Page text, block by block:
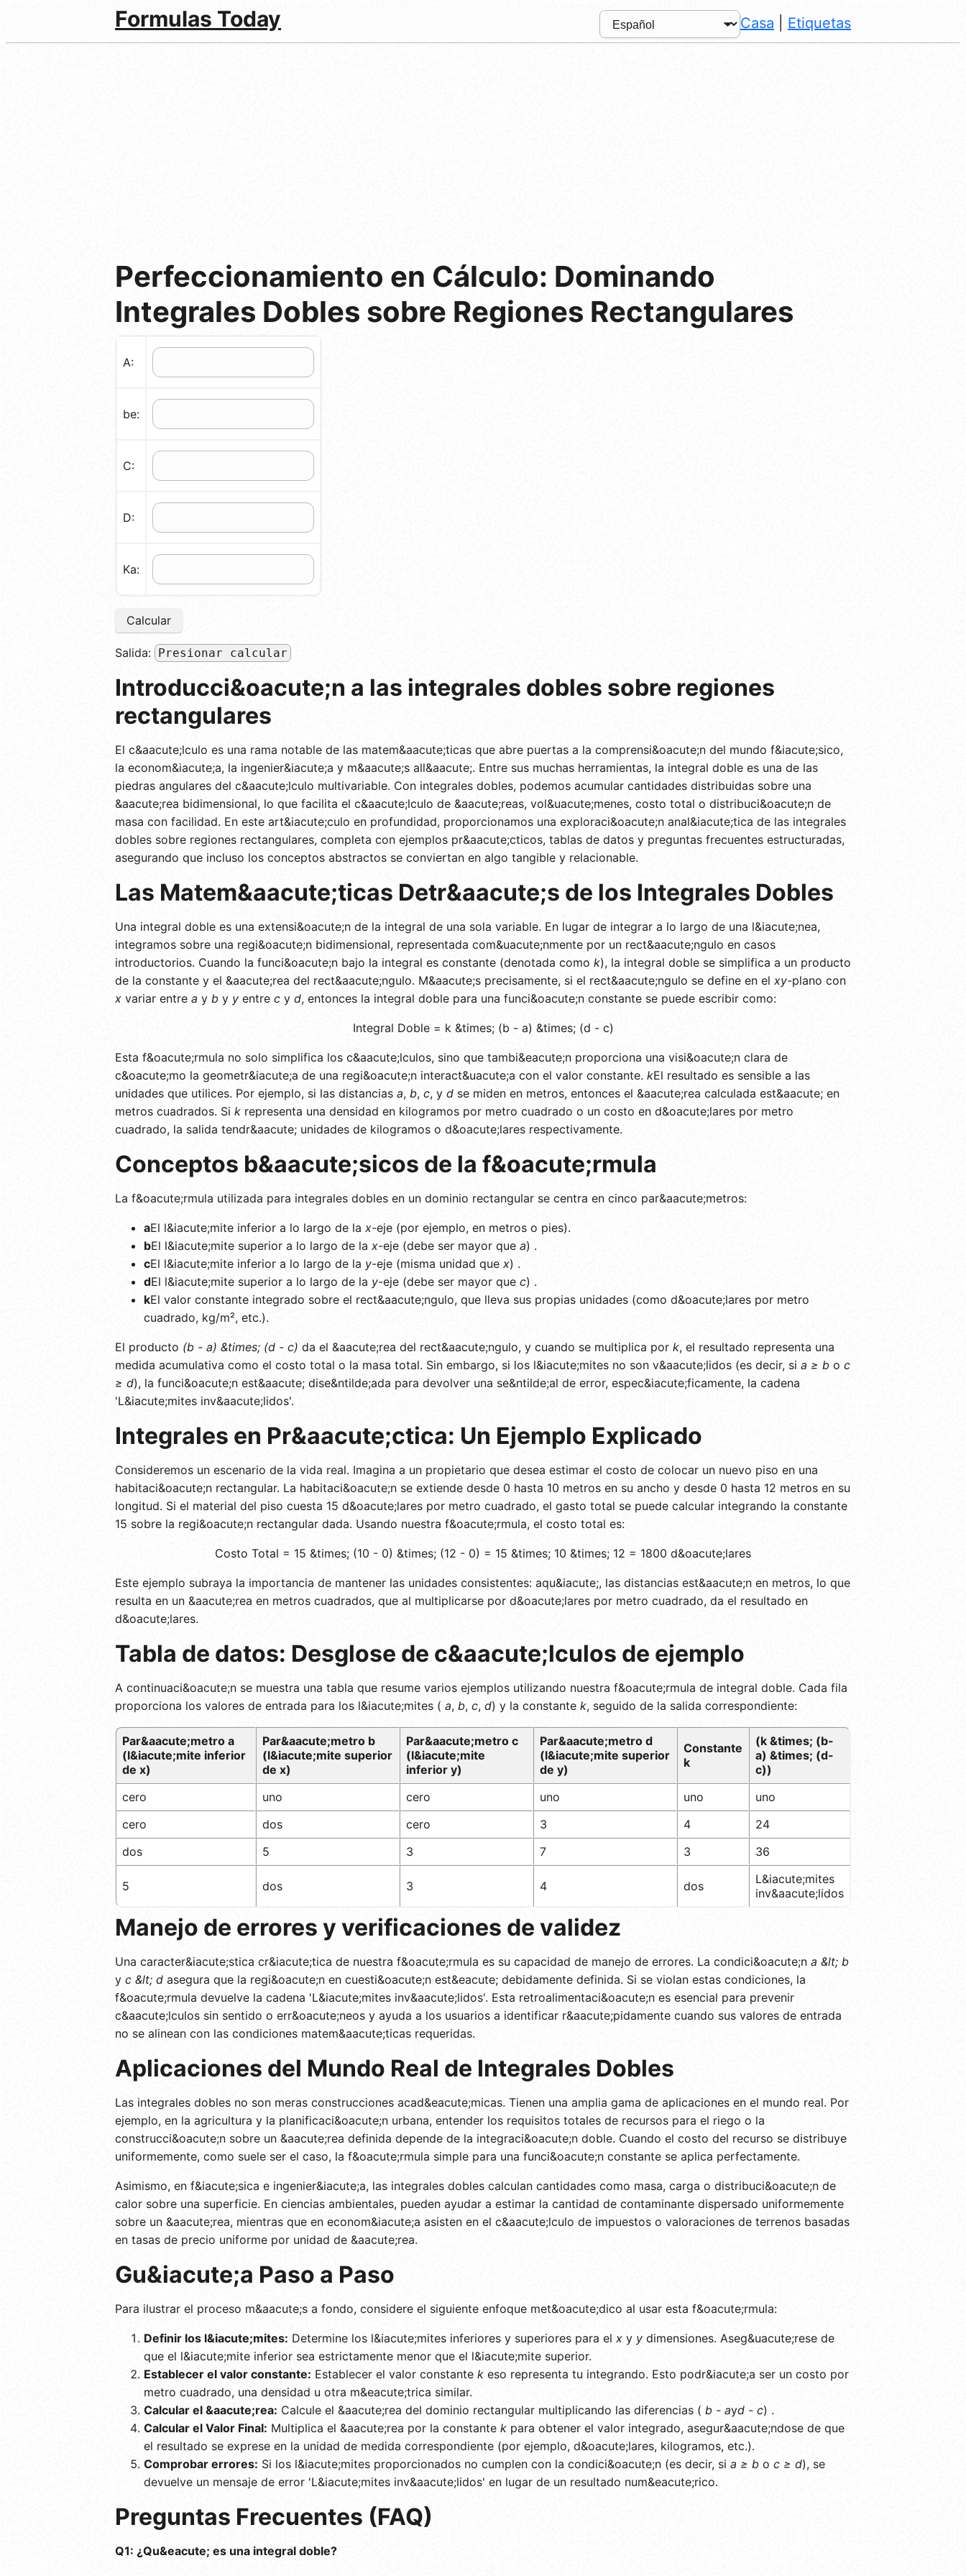
Formulas Today Casa Etiquetas
Perfeccionamiento en Cálculo: Dominando
Integrales Dobles sobre Regiones Rectangulares
A:
be:
C:
D:
Ka:
Calcular
Salida: Presionar calcular
Introducci&oacute;n a las integrales dobles sobre regiones
rectangulares
El c&aacute;lculo es una rama notable de las matem&aacute;ticas que abre puertas a la comprensi&oacute;n del mundo f&iacute;sico,
la econom&iacute;a, la ingenier&iacute;a y m&aacute;s all&aacute;. Entre sus muchas herramientas, la integral doble es una de las
piedras angulares del c&aacute;lculo multivariable. Con integrales dobles, podemos acumular cantidades distribuidas sobre una
&aacute;rea bidimensional, lo que facilita el c&aacute;lculo de &aacute;reas, vol&uacute;menes, costo total o distribuci&oacute;n de
masa con facilidad. En este art&iacute;culo en profundidad, proporcionamos una exploraci&oacute;n anal&iacute;tica de las integrales
dobles sobre regiones rectangulares, completa con ejemplos pr&aacute;cticos, tablas de datos y preguntas frecuentes estructuradas,
asegurando que incluso los conceptos abstractos se conviertan en algo tangible y relacionable.
Las Matem&aacute;ticas Detr&aacute;s de los Integrales Dobles
Una integral doble es una extensi&oacute;n de la integral de una sola variable. En lugar de integrar a lo largo de una l&iacute;nea,
integramos sobre una regi&oacute;n bidimensional, representada com&uacute;nmente por un rect&aacute;ngulo en casos
introductorios. Cuando la funci&oacute;n bajo la integral es constante (denotada como k), la integral doble se simplifica a un producto
de la constante y el &aacute;rea del rect&aacute;ngulo. M&aacute;s precisamente, si el rect&aacute;ngulo se define en el xy-plano con
x variar entre a y b y y entre c y d, entonces la integral doble para una funci&oacute;n constante se puede escribir como:
Integral Doble = k &times; (b - a) &times; (d - c)
Esta f&oacute;rmula no solo simplifica los c&aacute;lculos, sino que tambi&eacute;n proporciona una visi&oacute;n clara de
c&oacute;mo la geometr&iacute;a de una regi&oacute;n interact&uacute;a con el valor constante. kEl resultado es sensible a las
unidades que utilices. Por ejemplo, si las distancias a, b, c, y d se miden en metros, entonces el &aacute;rea calculada est&aacute; en
metros cuadrados. Si k representa una densidad en kilogramos por metro cuadrado o un costo en d&oacute;lares por metro
cuadrado, la salida tendr&aacute; unidades de kilogramos o d&oacute;lares respectivamente.
Conceptos b&aacute;sicos de la f&oacute;rmula
La f&oacute;rmula utilizada para integrales dobles en un dominio rectangular se centra en cinco par&aacute;metros:
aEl l&iacute;mite inferior a lo largo de la x-eje (por ejemplo, en metros o pies).
bEl l&iacute;mite superior a lo largo de la x-eje (debe ser mayor que a) .
cEl l&iacute;mite inferior a lo largo de la y-eje (misma unidad que x) .
dEl l&iacute;mite superior a lo largo de la y-eje (debe ser mayor que c) .
kEl valor constante integrado sobre el rect&aacute;ngulo, que lleva sus propias unidades (como d&oacute;lares por metro
cuadrado, kg/m², etc.).
El producto (b - a) &times; (d - c) da el &aacute;rea del rect&aacute;ngulo, y cuando se multiplica por k, el resultado representa una
medida acumulativa como el costo total o la masa total. Sin embargo, si los l&iacute;mites no son v&aacute;lidos (es decir, si a ≥ b o c
≥ d), la funci&oacute;n est&aacute; dise&ntilde;ada para devolver una se&ntilde;al de error, espec&iacute;ficamente, la cadena
'L&iacute;mites inv&aacute;lidos'.
Integrales en Pr&aacute;ctica: Un Ejemplo Explicado
Consideremos un escenario de la vida real. Imagina a un propietario que desea estimar el costo de colocar un nuevo piso en una
habitaci&oacute;n rectangular. La habitaci&oacute;n se extiende desde 0 hasta 10 metros en su ancho y desde 0 hasta 12 metros en su
longitud. Si el material del piso cuesta 15 d&oacute;lares por metro cuadrado, el gasto total se puede calcular integrando la constante
15 sobre la regi&oacute;n rectangular dada. Usando nuestra f&oacute;rmula, el costo total es:
Costo Total = 15 &times; (10 - 0) &times; (12 - 0) = 15 &times; 10 &times; 12 = 1800 d&oacute;lares
Este ejemplo subraya la importancia de mantener las unidades consistentes: aqu&iacute;, las distancias est&aacute;n en metros, lo que
resulta en un &aacute;rea en metros cuadrados, que al multiplicarse por d&oacute;lares por metro cuadrado, da el resultado en
d&oacute;lares.
Tabla de datos: Desglose de c&aacute;lculos de ejemplo
A continuaci&oacute;n se muestra una tabla que resume varios ejemplos utilizando nuestra f&oacute;rmula de integral doble. Cada fila
proporciona los valores de entrada para los l&iacute;mites ( a, b, c, d) y la constante k, seguido de la salida correspondiente:
Par&aacute;metro a
(l&iacute;mite inferior
de x)
Par&aacute;metro b
(l&iacute;mite superior
de x)
Par&aacute;metro c
(l&iacute;mite
inferior y)
Par&aacute;metro d
(l&iacute;mite superior
de y)
Constante
k
(k &times; (b-
a) &times; (d-
c))
cero
uno cero uno uno
uno
cero
dos cero 3 4
24
dos
5 3 7 3 36
5 dos 3 4 dos
L&iacute;mites
inv&aacute;lidos
Manejo de errores y verificaciones de validez
Una caracter&iacute;stica cr&iacute;tica de nuestra f&oacute;rmula es su capacidad de manejo de errores. La condici&oacute;n a &lt; b
y c &lt; d asegura que la regi&oacute;n en cuesti&oacute;n est&eacute; debidamente definida. Si se violan estas condiciones, la
f&oacute;rmula devuelve la cadena 'L&iacute;mites inv&aacute;lidos'. Esta retroalimentaci&oacute;n es esencial para prevenir
c&aacute;lculos sin sentido o err&oacute;neos y ayuda a los usuarios a identificar r&aacute;pidamente cuando sus valores de entrada
no se alinean con las condiciones matem&aacute;ticas requeridas.
Aplicaciones del Mundo Real de Integrales Dobles
Las integrales dobles no son meras construcciones acad&eacute;micas. Tienen una amplia gama de aplicaciones en el mundo real. Por
ejemplo, en la agricultura y la planificaci&oacute;n urbana, entender los requisitos totales de recursos para el riego o la
construcci&oacute;n sobre un &aacute;rea definida depende de la integraci&oacute;n doble. Cuando el costo del recurso se distribuye
uniformemente, como suele ser el caso, la f&oacute;rmula simple para una funci&oacute;n constante se aplica perfectamente.
Asimismo, en f&iacute;sica e ingenier&iacute;a, las integrales dobles calculan cantidades como masa, carga o distribuci&oacute;n de
calor sobre una superficie. En ciencias ambientales, pueden ayudar a estimar la cantidad de contaminante dispersado uniformemente
sobre un &aacute;rea, mientras que en econom&iacute;a asisten en el c&aacute;lculo de impuestos o valoraciones de terrenos basadas
en tasas de precio uniforme por unidad de &aacute;rea.
Gu&iacute;a Paso a Paso
Para ilustrar el proceso m&aacute;s a fondo, considere el siguiente enfoque met&oacute;dico al usar esta f&oacute;rmula:
Definir los l&iacute;mites: Determine los l&iacute;mites inferiores y superiores para el x y y dimensiones. Aseg&uacute;rese de
que el l&iacute;mite inferior sea estrictamente menor que el l&iacute;mite superior.
Establecer el valor constante: Establecer el valor constante k eso representa tu integrando. Esto podr&iacute;a ser un costo por
metro cuadrado, una densidad u otra m&eacute;trica similar.
Calcular el &aacute;rea: Calcule el &aacute;rea del dominio rectangular multiplicando las diferencias ( b - ayd - c) .
Calcular el Valor Final: Multiplica el &aacute;rea por la constante k para obtener el valor integrado, asegur&aacute;ndose de que
el resultado se exprese en la unidad de medida correspondiente (por ejemplo, d&oacute;lares, kilogramos, etc.).
Comprobar errores: Si los l&iacute;mites proporcionados no cumplen con la condici&oacute;n (es decir, si a ≥ b o c ≥ d), se
devuelve un mensaje de error 'L&iacute;mites inv&aacute;lidos' en lugar de un resultado num&eacute;rico.
Preguntas Frecuentes (FAQ)
Q1: ¿Qu&eacute; es una integral doble?